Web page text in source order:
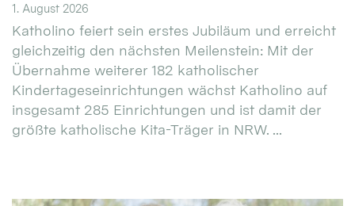
1. August 2026
Katholino feiert sein erstes Jubiläum und erreicht
gleichzeitig den nächsten Meilenstein: Mit der
Übernahme weiterer 182 katholischer
Kindertageseinrichtungen wächst Katholino auf
insgesamt 285 Einrichtungen und ist damit der
größte katholische Kita-Träger in NRW. ...